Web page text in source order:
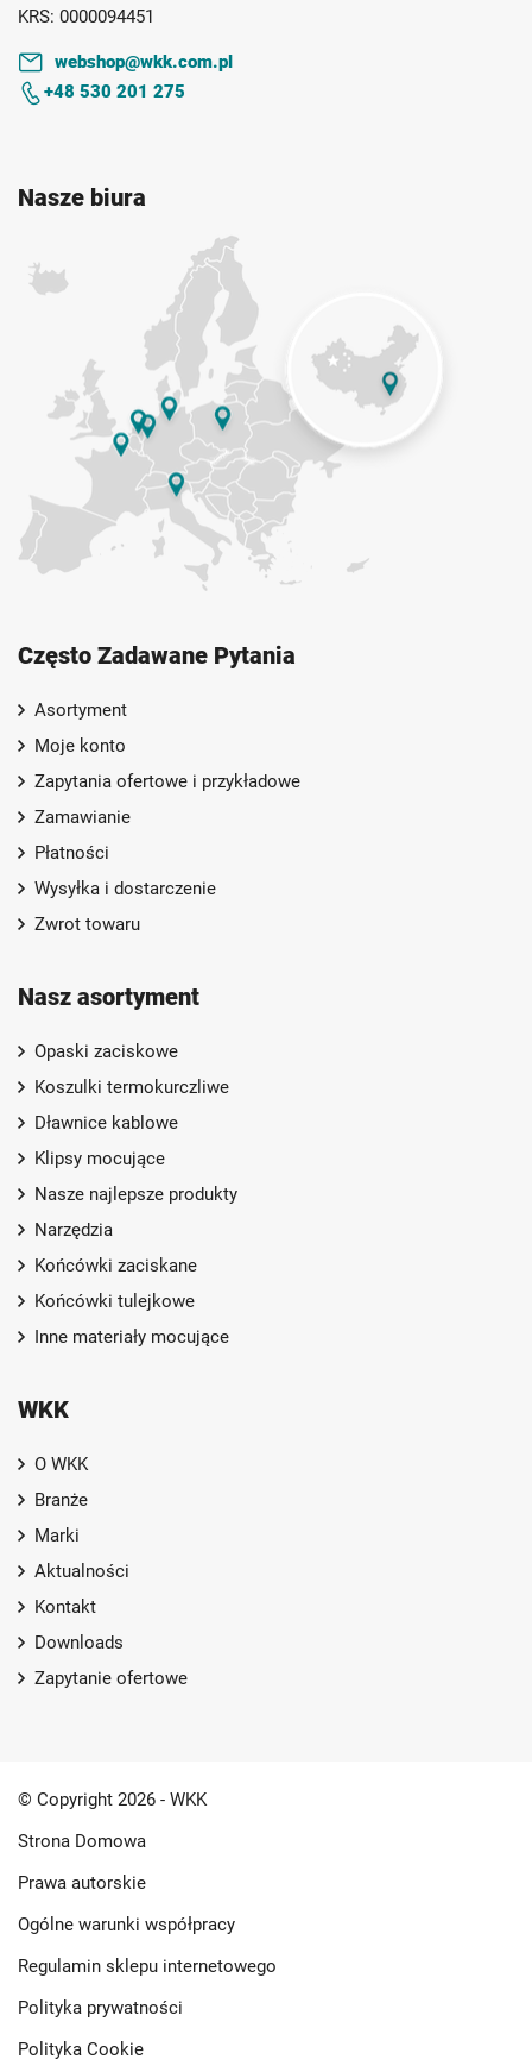
KRS: 0000094451
webshop@wkk.com.pl
+48 530 201 275
Nasze biura
Często Zadawane Pytania
Asortyment
Moje konto
Zapytania ofertowe i przykładowe
Zamawianie
Płatności
Wysyłka i dostarczenie
Zwrot towaru
Nasz asortyment
Opaski zaciskowe
Koszulki termokurczliwe
Dławnice kablowe
Klipsy mocujące
Nasze najlepsze produkty
Narzędzia
Końcówki zaciskane
Końcówki tulejkowe
Inne materiały mocujące
WKK
O WKK
Branże
Marki
Aktualności
Kontakt
Downloads
Zapytanie ofertowe
© Copyright 2026 - WKK
Strona Domowa
Prawa autorskie
Ogólne warunki współpracy
Regulamin sklepu internetowego
Polityka prywatności
Polityka Cookie